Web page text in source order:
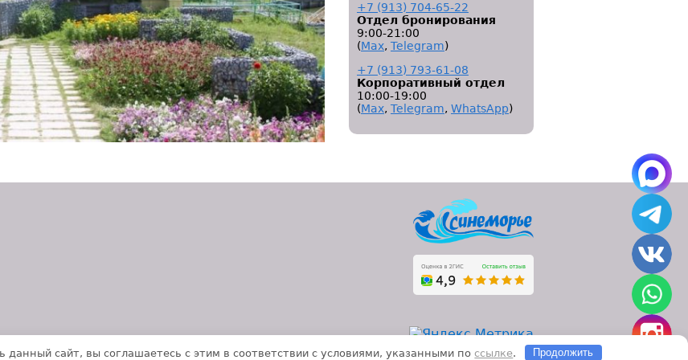
+7 (913) 704-65-22
Отдел бронирования
9:00-21:00
(Мах, Telegram)
+7 (913) 793-61-08
Корпоративный отдел
10:00-19:00
(Мах, Telegram, WhatsApp)
сайт, вы соглашаетесь с этим в соответствии с условиями, указанными поссылке. Продолжить